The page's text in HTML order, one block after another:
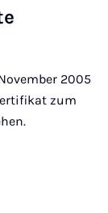
2005
zum